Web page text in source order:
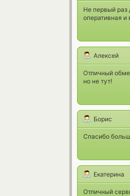
Не первый раз
оперативная
Алексей
Отличный
но не тут!
Борис
Спасибо
Екатерина
Отличный